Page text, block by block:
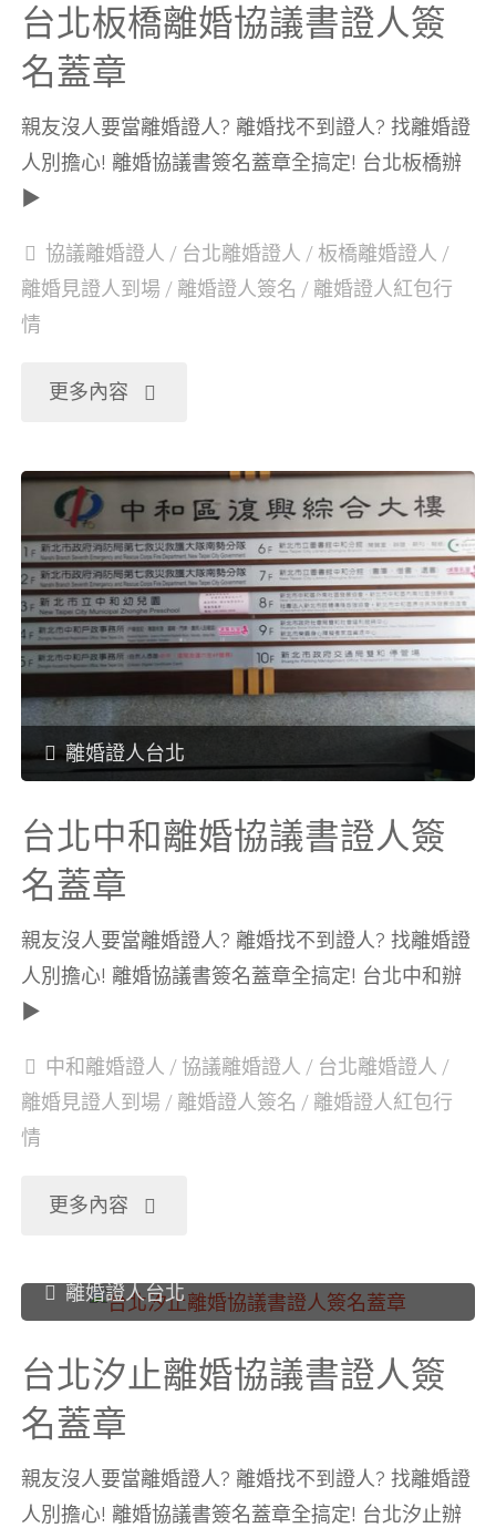
台北板橋離婚協議書證人簽
名蓋章
親友沒人要當離婚證人? 離婚找不到證人? 找離婚證
人別擔心! 離婚協議書簽名蓋章全搞定! 台北板橋辦
▶
協議離婚證人 / 台北離婚證人 / 板橋離婚證人 /
離婚見證人到場/ 離婚證人簽名 / 離婚證人紅包行
情
更多內容 "台
板
橋
離
婚
協
證
人
名
離婚證人台北
台北中和離婚協議書證人簽
名蓋章
親友沒人要當離婚證人? 離婚找不到證人? 找離婚證
人別擔心! 離婚協議書簽名蓋章全搞定! 台北中和辦
▶
中和離婚證人 / 協議離婚證人 / 台北離婚證人 /
離婚見證人到場/ 離婚證人簽名 / 離婚證人紅包行
情
更多內容 "台
中
和
婚
離婚證人台北
台北汐止離婚協議書證人簽
名蓋章
親友沒人要當離婚證人? 離婚找不到證人? 找離婚證
人別擔心! 離婚協議書簽名蓋章全搞定! 台北汐止辦